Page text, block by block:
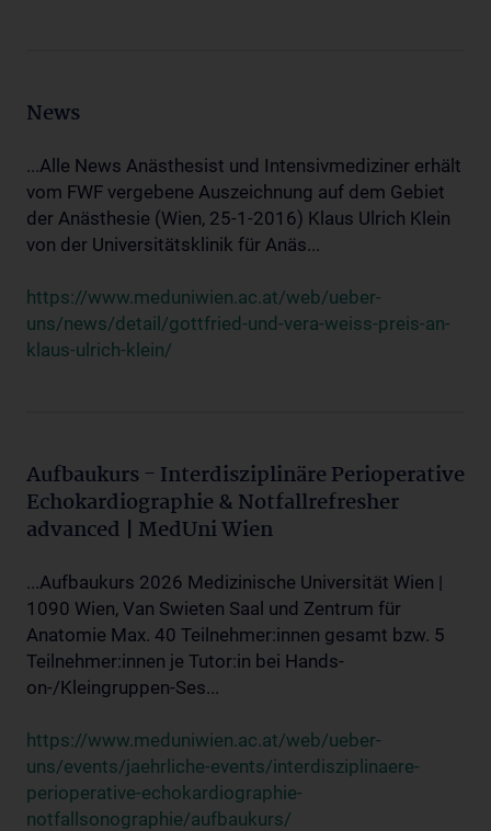
News
...Alle News Anästhesist und Intensivmediziner erhält
vom FWF vergebene Auszeichnung auf dem Gebiet
der Anästhesie (Wien, 25-1-2016) Klaus Ulrich Klein
von der Universitätsklinik für Anäs...
https://www.meduniwien.ac.at/web/ueber-
uns/news/detail/gottfried-und-vera-weiss-preis-an-
klaus-ulrich-klein/
Aufbaukurs - Interdisziplinäre Perioperative
Echokardiographie & Notfallrefresher
advanced | MedUni Wien
...Aufbaukurs 2026 Medizinische Universität Wien |
1090 Wien, Van Swieten Saal und Zentrum für
Anatomie Max. 40 Teilnehmer:innen gesamt bzw. 5
Teilnehmer:innen je Tutor:in bei Hands-
on-/Kleingruppen-Ses...
https://www.meduniwien.ac.at/web/ueber-
uns/events/jaehrliche-events/interdisziplinaere-
perioperative-echokardiographie-
notfallsonographie/aufbaukurs/